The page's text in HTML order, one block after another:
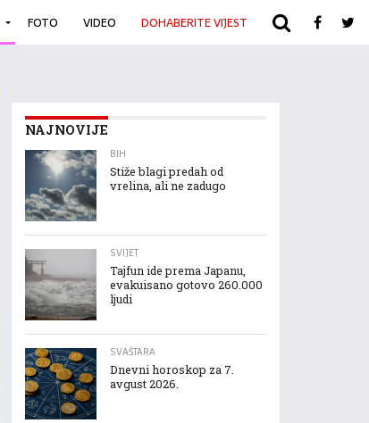
FOTO VIDEO DOHABERITE VIJEST ARHIVA
NAJNOVIJE
BIH
Stiže blagi predah od
vrelina, ali ne zadugo
SVIJET
Tajfun ide prema Japanu,
evakuisano gotovo 260.000
ljudi
SVAŠTARA
Dnevni horoskop za 7.
avgust 2026.